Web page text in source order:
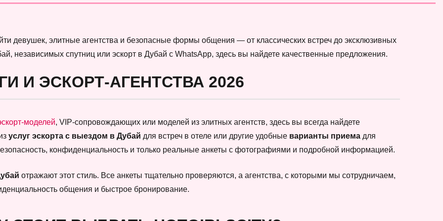
девушек, элитные агентства и безопасные формы общения — от классических встреч до эксклюзивных
независимых спутниц или эскорт в Дубай с WhatsApp, здесь вы найдете качественные предложения.
И ЭСКОРТ-АГЕНТСТВА 2026
моделей, VIP-сопровождающих или моделей из элитных агентств, здесь вы всегда найдете
услуг эскорта с выездом в Дубай для встреч в отеле или другие удобные варианты приема для
конфиденциальность и только реальные анкеты с фотографиями и подробной информацией.
отражают этот стиль. Все анкеты тщательно проверяются, а агентства, с которыми мы сотрудничаем,
общения и быстрое бронирование.